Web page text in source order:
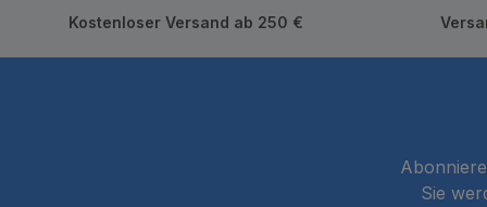
Kostenloser Versand ab 250 €
Sie